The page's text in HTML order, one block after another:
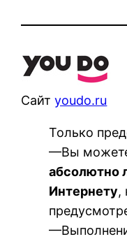
Сайтyoudo.ru
Только
—Вы
абсолютно
Интернету,